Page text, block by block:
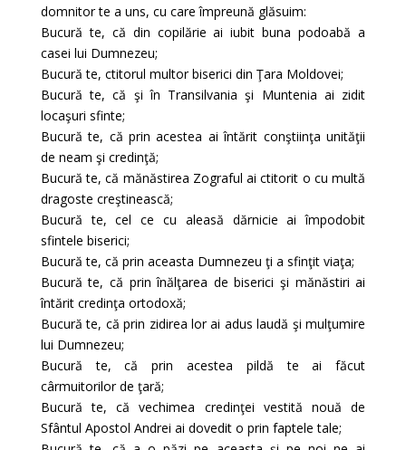
domnitor te a uns, cu care împreună glăsuim:
Bucură te, că din copilărie ai iubit buna podoabă a
casei lui Dumnezeu;
Bucură te, ctitorul multor biserici din Ţara Moldovei;
Bucură te, că şi în Transilvania şi Muntenia ai zidit
locaşuri sfinte;
Bucură te, că prin acestea ai întărit conştiinţa unităţii
de neam şi credinţă;
Bucură te, că mănăstirea Zograful ai ctitorit o cu multă
dragoste creştinească;
Bucură te, cel ce cu aleasă dărnicie ai împodobit
sfintele biserici;
Bucură te, că prin aceasta Dumnezeu ţi a sfinţit viaţa;
Bucură te, că prin înălţarea de biserici şi mănăstiri ai
întărit credinţa ortodoxă;
Bucură te, că prin zidirea lor ai adus laudă şi mulţumire
lui Dumnezeu;
Bucură te, că prin acestea pildă te ai făcut
cârmuitorilor de ţară;
Bucură te, că vechimea credinţei vestită nouă de
Sfântul Apostol Andrei ai dovedit o prin faptele tale;